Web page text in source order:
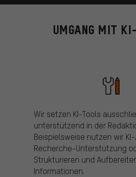
UMGANG MIT
Wir setzen KI-Tools
unterstützend in der
Beispielsweise nutzen wir
Recherche-Unterstützung
Strukturieren und
Informationen.